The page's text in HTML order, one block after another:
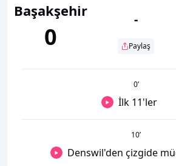
Başakşehir
0
-
Paylaş
0’
İlk 11'ler
10’
Denswil'den çizgide